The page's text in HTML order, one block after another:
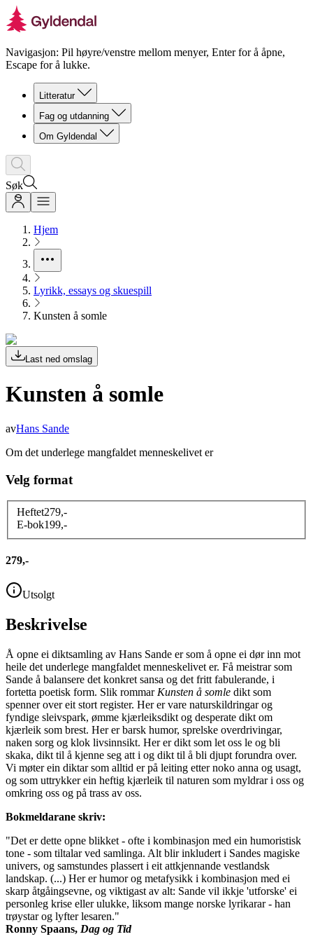
Navigasjon: Pil høyre/venstre mellom menyer, Enter for å åpne,
Escape for å lukke.
Litteratur
Fag og utdanning
Om Gyldendal
Søk
Hjem
Lyrikk, essays og skuespill
Kunsten å somle
Last ned omslag
Kunsten å somle
avHans Sande
Om det underlege mangfaldet menneskelivet er
Velg format
Heftet279,-
E-bok199,-
279,-
Utsolgt
Beskrivelse
Å opne ei diktsamling av Hans Sande er som å opne ei dør inn mot
heile det underlege mangfaldet menneskelivet er. Få meistrar som
Sande å balansere det konkret sansa og det fritt fabulerande, i
fortetta poetisk form. Slik rommar Kunsten å somle dikt som
spenner over eit stort register. Her er vare naturskildringar og
fyndige sleivspark, ømme kjærleiksdikt og desperate dikt om
kjærleik som brest. Her er barsk humor, sprelske overdrivingar,
naken sorg og klok livsinnsikt. Her er dikt som let oss le og bli
skaka, dikt til å kjenne seg att i og dikt til å bli djupt forundra over.
Vi møter ein diktar som alltid er på leiting etter noko anna og usagt,
og som uttrykker ein heftig kjærleik til naturen som myldrar i oss og
omkring oss og på trass av oss.
Bokmeldarane skriv:
"Det er dette opne blikket - ofte i kombinasjon med ein humoristisk
tone - som tiltalar ved samlinga. Alt blir inkludert i Sandes magiske
univers, og samstundes plassert i eit attkjennande vestlandsk
landskap. (...) Her er humor og metafysikk i kombinasjon med ei
skarp åtgåingsevne, og viktigast av alt: Sande vil ikkje 'utforske' ei
personleg krise eller ulukke, liksom mange norske lyrikarar - han
trøystar og lyfter lesaren."
Ronny Spaans, Dag og Tid